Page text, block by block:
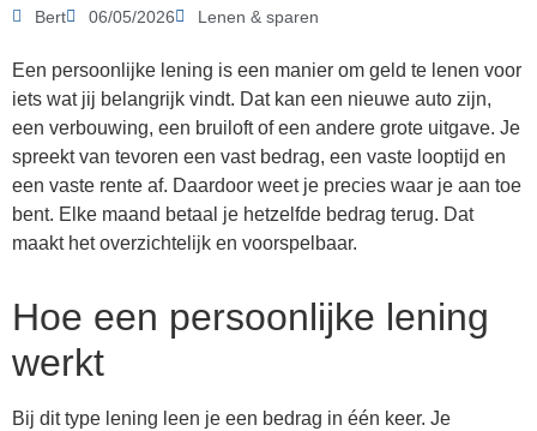
Bert 06/05/2026 Lenen & sparen
Een persoonlijke lening is een manier om geld te lenen voor
iets wat jij belangrijk vindt. Dat kan een nieuwe auto zijn,
een verbouwing, een bruiloft of een andere grote uitgave. Je
spreekt van tevoren een vast bedrag, een vaste looptijd en
een vaste rente af. Daardoor weet je precies waar je aan toe
bent. Elke maand betaal je hetzelfde bedrag terug. Dat
maakt het overzichtelijk en voorspelbaar.
Hoe een persoonlijke lening
werkt
Bij dit type lening leen je een bedrag in één keer. Je